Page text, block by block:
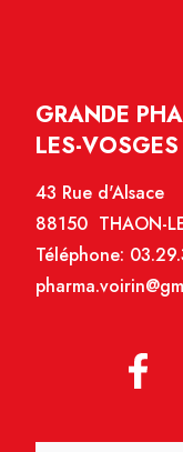
GRANDE
LES-
43 Rue d'Alsace
88150 THAON-
Téléphone: